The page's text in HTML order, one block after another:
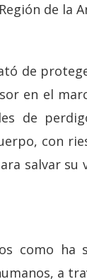
de la
de
en el
de
con
salvar
como
a